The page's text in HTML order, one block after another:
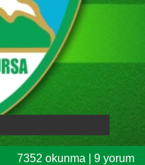
7352 okunma | 9 yorum